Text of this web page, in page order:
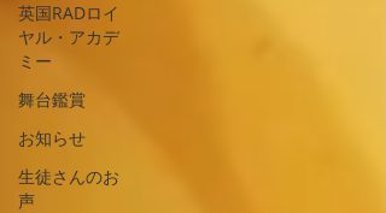
英国RADロイ
ヤル・アカデ
ミー
舞台鑑賞
お知らせ
生徒さんのお
声